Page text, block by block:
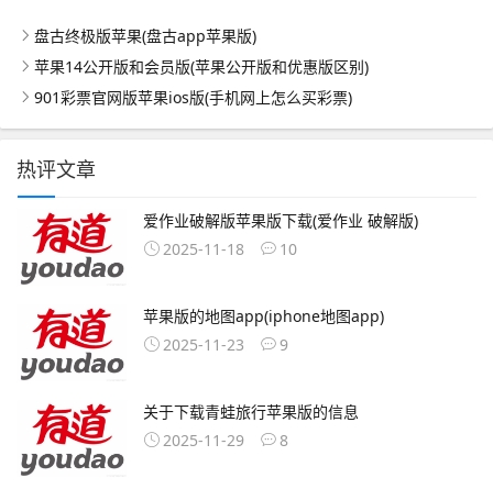
盘古终极版苹果(盘古app苹果版)
苹果14公开版和会员版(苹果公开版和优惠版区别)
901彩票官网版苹果ios版(手机网上怎么买彩票)
热评文章
爱作业破解版苹果版下载(爱作业 破解版)
2025-11-18
10
苹果版的地图app(iphone地图app)
2025-11-23
9
关于下载青蛙旅行苹果版的信息
2025-11-29
8